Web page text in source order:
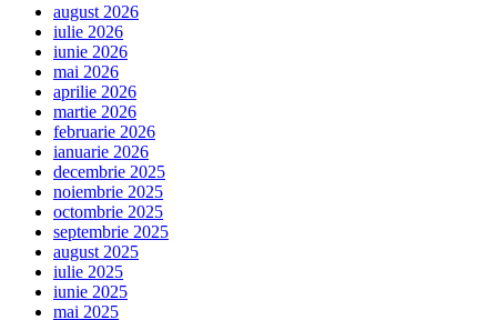
august 2026
iulie 2026
iunie 2026
mai 2026
aprilie 2026
martie 2026
februarie 2026
ianuarie 2026
decembrie 2025
noiembrie 2025
octombrie 2025
septembrie 2025
august 2025
iulie 2025
iunie 2025
mai 2025